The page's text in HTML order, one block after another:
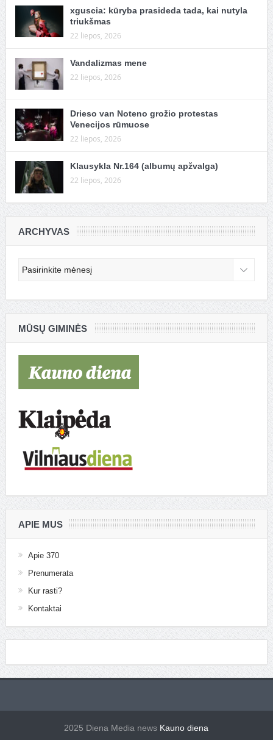
xguscia: kūryba prasideda tada, kai nutyla
triukšmas
22 liepos, 2026
Vandalizmas mene
22 liepos, 2026
Drieso van Noteno grožio protestas
Venecijos rūmuose
22 liepos, 2026
Klausykla Nr.164 (albumų apžvalga)
22 liepos, 2026
ARCHYVAS
MŪSŲ GIMINĖS
APIE MUS
Apie 370
Prenumerata
Kur rasti?
Kontaktai
2025 Diena Media news Kauno diena